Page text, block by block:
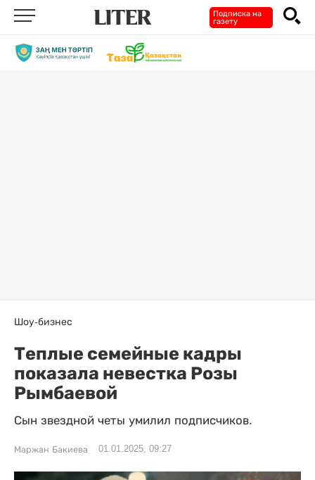
Подписка на
газету
Шоу-бизнес
Теплые семейные кадры
показала невестка Розы
Рымбаевой
Сын звездной четы умилил подписчиков.
Маржан Бакиева 01.01.2025, 09:27